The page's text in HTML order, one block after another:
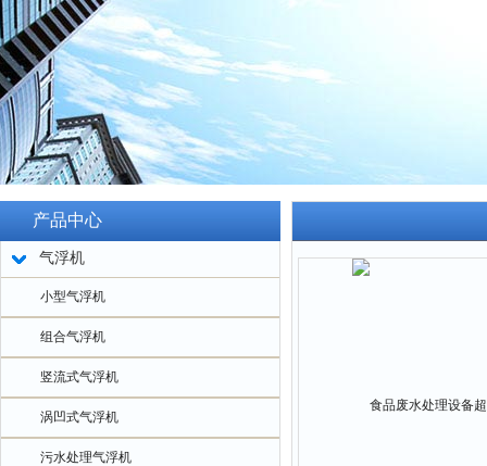
产品中心
气浮机
小型气浮机
组合气浮机
竖流式气浮机
涡凹式气浮机
污水处理气浮机